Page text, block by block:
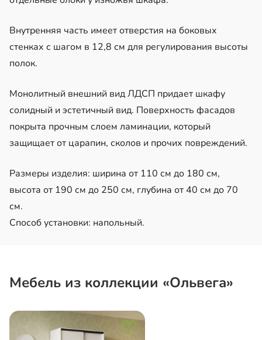
Внутренняя часть имеет отверстия на боковых
стенках с шагом в 12,8 см для регулирования высоты
полок.
Монолитный внешний вид ЛДСП придает шкафу
солидный и эстетичный вид. Поверхность фасадов
покрыта прочным слоем ламинации, который
защищает от царапин, сколов и прочих повреждений.
Размеры изделия: ширина от 110 см до 180 см,
высота от 190 см до 250 см, глубина от 40 см до 70
см.
Способ установки: напольный.
Мебель из коллекции «Ольвега»